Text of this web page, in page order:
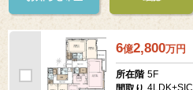
6億2,800万円
所在階 5F